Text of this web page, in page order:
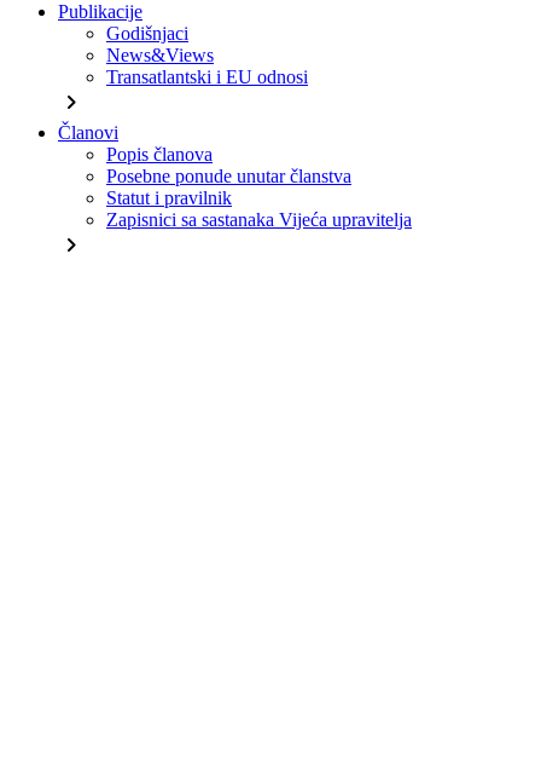
Publikacije
Godišnjaci
News&Views
Transatlantski i EU odnosi
chevron_right
Članovi
Popis članova
Posebne ponude unutar članstva
Statut i pravilnik
Zapisnici sa sastanaka Vijeća upravitelja
chevron_right